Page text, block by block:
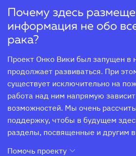
Почему здесь
информация не обо
рака?
Проект Онко Вики был запущен в
продолжает развиваться. При
существует исключительно на
работа над ним напрямую
возможностей. Мы очень
поддержку, чтобы в будущем
разделы, посвященные и другим
Помочь проекту